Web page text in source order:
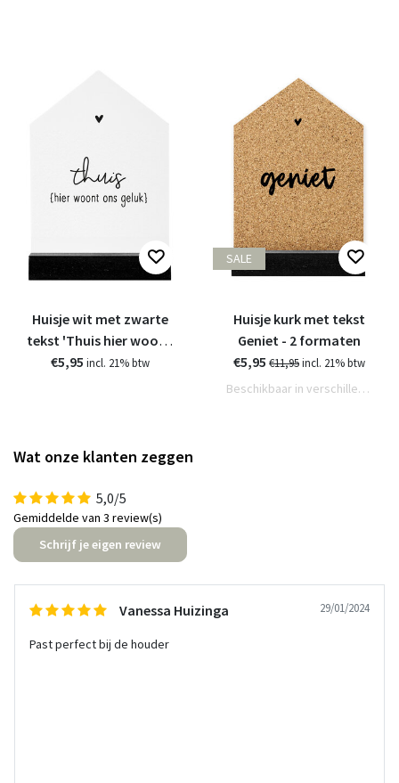
Huisje wit met zwarte
tekst 'Thuis hier woont
ons geluk' - 11cm
€5,95 incl. 21% btw
SALE
Huisje kurk met tekst
Geniet - 2 formaten
€5,95 €11,95incl. 21% btw
Beschikbaar in verschillende varianten
Wat onze klanten zeggen
5,0/5
Gemiddelde van 3 review(s)
Schrijf je eigen review
Vanessa Huizinga 29/01/2024
Past perfect bij de houder